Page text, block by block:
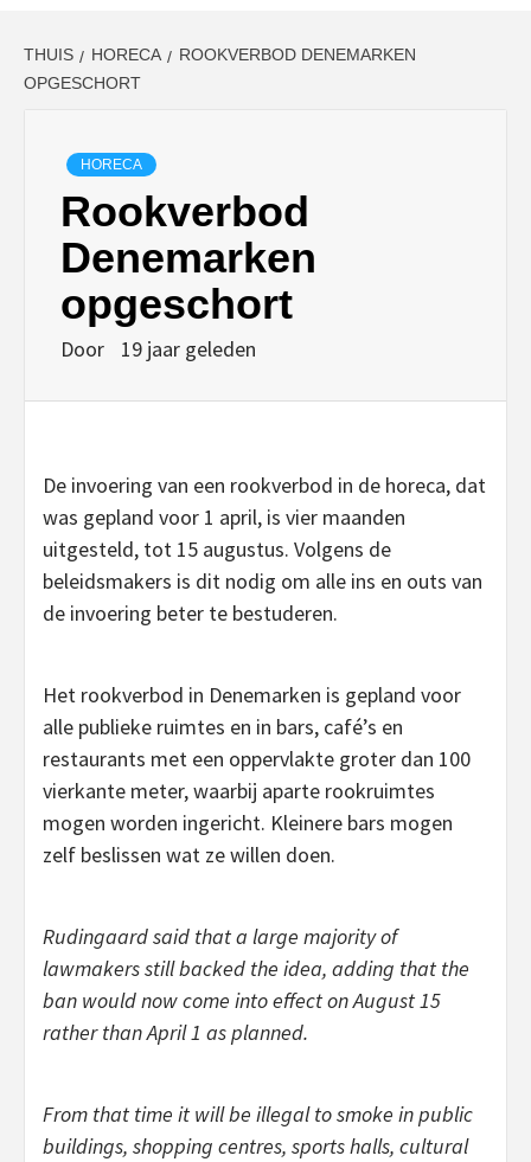
THUIS HORECA
ROOKVERBOD DENEMARKEN
OPGESCHORT
HORECA
Rookverbod
Denemarken
opgeschort
Door 19 jaar geleden
De invoering van een rookverbod in de horeca, dat
was gepland voor 1 april, is vier maanden
uitgesteld, tot 15 augustus. Volgens de
beleidsmakers is dit nodig om alle ins en outs van
de invoering beter te bestuderen.
Het rookverbod in Denemarken is gepland voor
alle publieke ruimtes en in bars, café’s en
restaurants met een oppervlakte groter dan 100
vierkante meter, waarbij aparte rookruimtes
mogen worden ingericht. Kleinere bars mogen
zelf beslissen wat ze willen doen.
Rudingaard said that a large majority of
lawmakers still backed the idea, adding that the
ban would now come into effect on August 15
rather than April 1 as planned.
From that time it will be illegal to smoke in public
buildings, shopping centres, sports halls, cultural